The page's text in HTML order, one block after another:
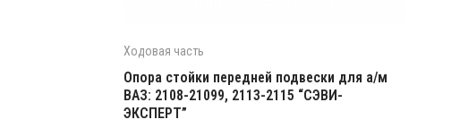
Ходовая часть
Опора стойки передней подвески для а/м
ВАЗ: 2108-21099, 2113-2115 “СЭВИ-
ЭКСПЕРТ”